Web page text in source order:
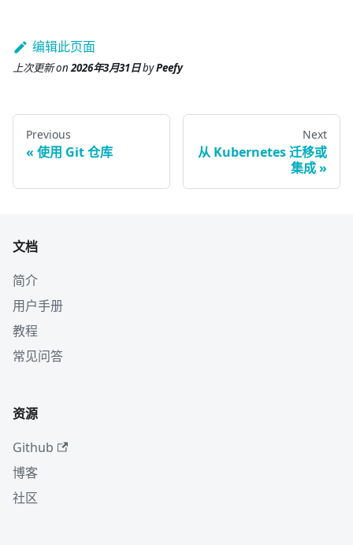
编辑此页面
上次更新on 2026年3月31日byPeefy
Previous
使用 Git 仓库
Next
从 Kubernetes 迁移或
集成
文档
简介
用户手册
教程
常见问答
资源
Github
博客
社区